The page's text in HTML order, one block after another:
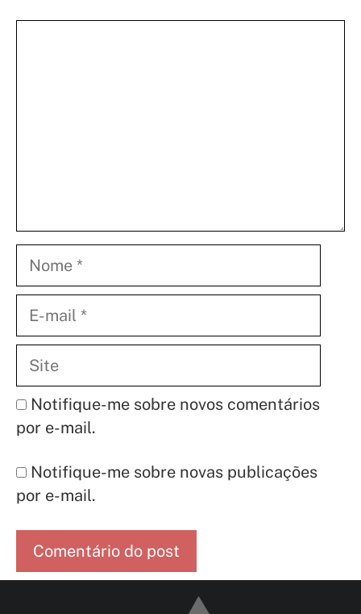
mail
Notifique-me sobre novos comentários
por e-mail.
Notifique-me sobre novas publicações
por e-mail.